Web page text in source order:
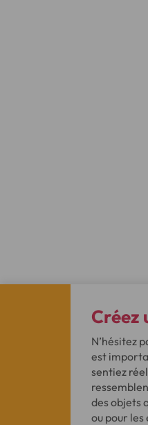
Créez
N’hésitez
est
sentiez
des objets
ou pour